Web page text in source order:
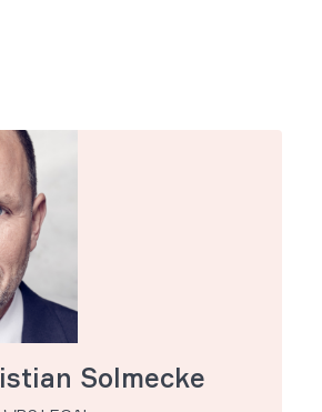
Solmecke